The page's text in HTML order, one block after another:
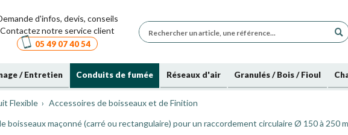
d'infos, devis, conseils
Contactez notre service client
05 49 07 40 54
/ Entretien Conduits de fumée Réseaux d'air Granulés / Bois / Fioul
Flexible
Accessoires de boisseaux et de Finition
boisseaux maçonné (carré ou rectangulaire) pour un raccordement circulaire Ø 150 à 250